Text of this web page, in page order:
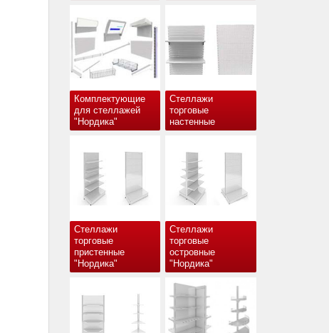
Комплектующие
для стеллажей
"Нордика"
Стеллажи
торговые
настенные
Стеллажи
торговые
пристенные
"Нордика"
Стеллажи
торговые
островные
"Нордика"